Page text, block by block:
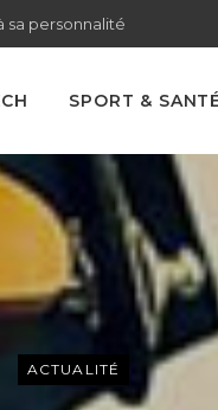
sa personnalité
SPORT & SANTÉ
ACTUALITÉ